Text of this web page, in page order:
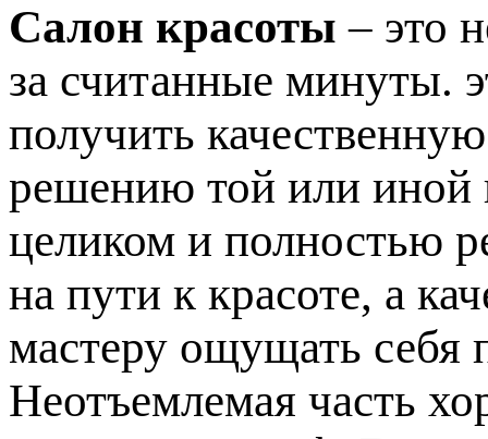
Салон красоты – это
за считанные минуты.
получить
решению той или иной
целиком и полностью
на пути к красоте, а
мастеру ощущать себя
Неотъемлемая часть